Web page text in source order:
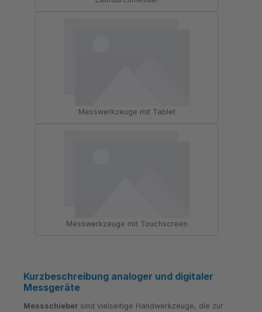
Messwerkzeuge mit Tablet
Messwerkzeuge mit Touchscreen
Kurzbeschreibung analoger und digitaler
Messgeräte
Messschieber sind vielseitige Handwerkzeuge, die zur